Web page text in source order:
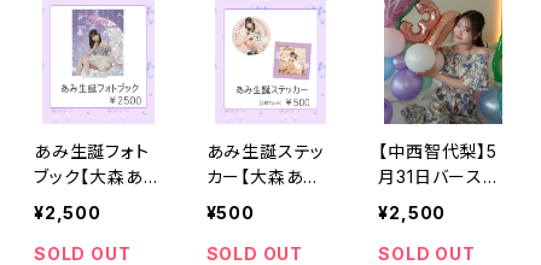
あみ生誕フォト
ブック【大森あみ
生誕祭グッズ20
26】
¥2,500
SOLD OUT
あみ生誕ステッ
カー【大森あみ
生誕祭グッズ20
¥500
SOLD OUT
【中西智代梨】5
月31日バースデ
ーイベントチェキ
【受注販売】
¥2,500
SOLD OUT